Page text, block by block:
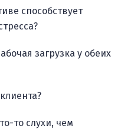
способствует
загрузка у обеих
то слухи, чем